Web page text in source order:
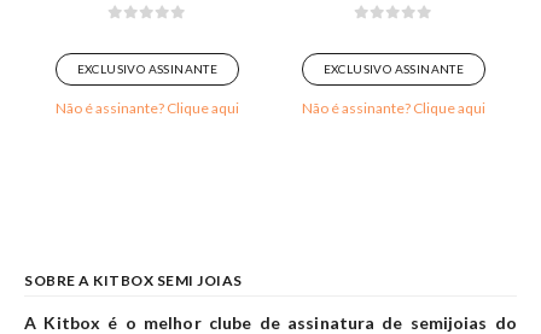
EXCLUSIVO ASSINANTE
Não é assinante? Clique aqui
EXCLUSIVO ASSINANTE
Não é assinante? Clique aqui
SOBRE A KITBOX SEMI JOIAS
A Kitbox é o melhor clube de assinatura de semijoias do